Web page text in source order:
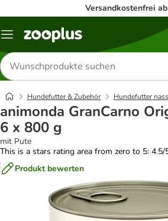
Versandkostenfrei
Menü
Produkte
suchen
Hundefutter & Zubehör Hundefutter nass
animonda GranCarno
6 x 800 g
mit Pute
This is a stars rating area from zero to 5: 4.5/
Produkt bewerten